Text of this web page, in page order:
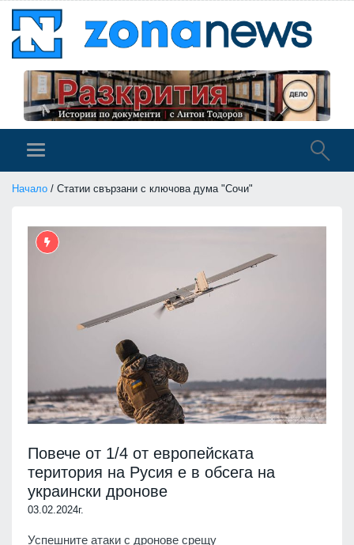
Начало / Статии свързани с ключова дума "Сочи"
Повече от 1/4 от европейската
територия на Русия е в обсега на
украински дронове
03.02.2024г.
Успешните атаки с дронове срещу